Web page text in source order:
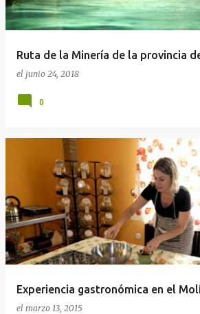
d
Ruta de la Minería de la provincia
el junio 24, 2018
0
Experiencia gastronómica en el
el marzo 13, 2015